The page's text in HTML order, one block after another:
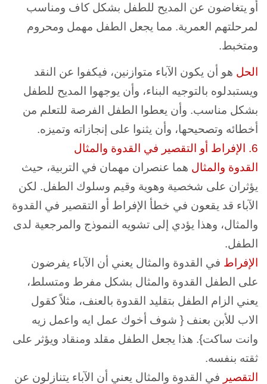
أو يتغاضون عن المديح للطفل بشكل كاف ومناسب
لمرحلتهم العمرية. مما يجعل الطفل مهمل ومحروم
ومتخبط.
الحل هو أن يكون الآباء متوازنين، فيكفوا عن النقد
ويستبدلوه بالتوجيه البناء، وأن يوجهوا المديح للطفل
بشكل مناسب. وأن يعطوا الطفل الفرصة للتعلم من
أخطائه وتصحيحها، وأن يثنوا على إنجازاته وتميزه.
6. الإفراط أو التقصير في القدوة والمثال
القدوة والمثال هما عنصران مهمان في التربية، حيث
يؤثران على شخصية وهوية وقيم وسلوك الطفل. لكن
الآباء قد يقعون في خطأ الإفراط أو التقصير في القدوة
والمثال، وهذا يؤدي إلى تشويه النموذج والمرجعية لدى
الطفل.
الإفراط في القدوة والمثال يعني أن الآباء يفرضون
على الطفل القدوة والمثال بشكل مفرط ومتسلط،
يعني الزام الطفل بتقليد القدوة بالعنف، مثلاً كقول
الاب للأبن بعنف { شوف أخوك عمل ايه واعمل زيه
وانت ساكت}. هذا يجعل الطفل مقلد ومنقاد ويؤثر على
ثقته بنفسه.
التقصير في القدوة والمثال يعني أن الآباء يتنازلون عن